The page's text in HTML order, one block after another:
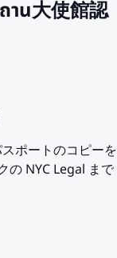
น大使館認
ポートのコピーを
の NYC Legal まで